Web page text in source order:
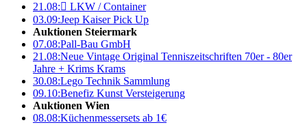
21.08: LKW / Container
03.09:Jeep Kaiser Pick Up
Auktionen Steiermark
07.08:Pall-Bau GmbH
21.08:Neue Vintage Original Tenniszeitschriften 70er - 80er
Jahre + Krims Krams
30.08:Lego Technik Sammlung
09.10:Benefiz Kunst Versteigerung
Auktionen Wien
08.08:Küchenmessersets ab 1€